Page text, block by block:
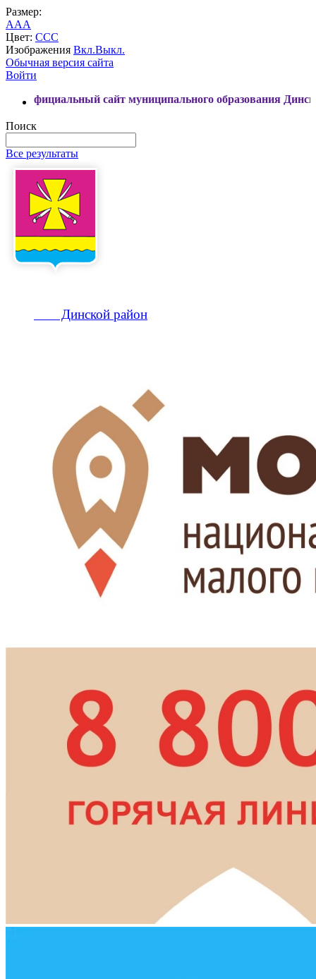
Размер:
AAA
Цвет: CCC
Изображения Вкл.Выкл.
Обычная версия сайта
Войти
сайт муниципального образования Динской район
Поиск
Все результаты
Динской район